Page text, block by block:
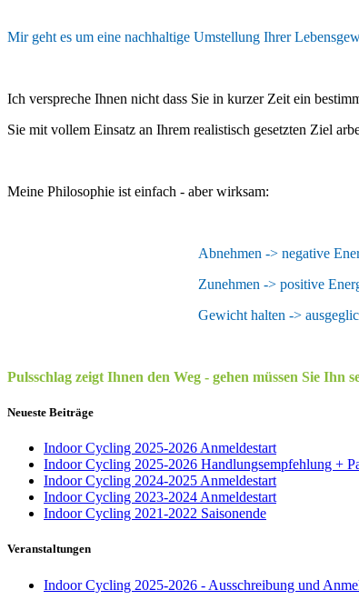
Mir geht es um eine nachhaltige Umstellung Ihrer
Ich verspreche Ihnen nicht dass Sie in kurzer Zeit ein
Sie mit vollem Einsatz an Ihrem realistisch gesetzten Ziel
Meine Philosophie ist einfach - aber wirksam:
Abnehmen -> negative
Zunehmen -> positive
Gewicht halten ->
Pulsschlag zeigt Ihnen den Weg - gehen müssen Sie Ihn
Neueste Beiträge
Indoor Cycling 2025-2026 Anmeldestart
Indoor Cycling 2025-2026 Handlungsempfehlung +
Indoor Cycling 2024-2025 Anmeldestart
Indoor Cycling 2023-2024 Anmeldestart
Indoor Cycling 2021-2022 Saisonende
Veranstaltungen
Indoor Cycling 2025-2026 - Ausschreibung und